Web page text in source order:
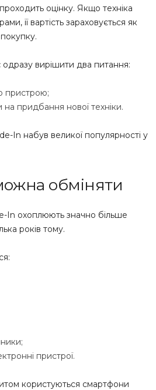
оцінку. Якщо техніка
її вартість зараховується як
вирішити два питання:
пристрою;
придбання нової техніки.
In набув великої популярності у
обміняти
In охоплюють значно більше
років тому.
пристрої.
користуються смартфони